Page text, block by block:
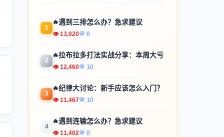
1
🔥遇到三排怎么办？急求建议
👁 13,020💬 8
2
🔥拉布拉多打法实战分享：本周大亏
👁 12,460💬 10
3
🔥纪律大讨论：新手应该怎么入门？
👁 11,467💬 10
4
🔥遇到连输怎么办？急求建议
👁 11,402💬 8